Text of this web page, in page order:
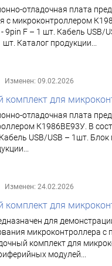
отладочная плата
с микроконтроллером
- 9pin F – 1 шт. Кабель
Каталог продукции...
Изменен: 09.02.2026
комплект для
отладочная плата
К1986ВЕ93У. В
USB/USB – 1шт.
Изменен: 24.02.2026
комплект для
для
микроконтроллера с
комплект для
модулей...